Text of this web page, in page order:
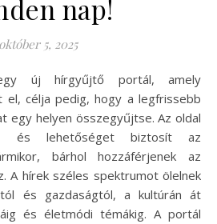
nap!
október 5, 2025
el, célja pedig, hogy a legfrissebb
egy helyen összegyűjtse. Az oldal
és lehetőséget biztosít az
bárhol hozzáférjenek az
A hírek széles spektrumot ölelnek
és gazdaságtól, a kultúrán át
és életmódi témákig. A portál